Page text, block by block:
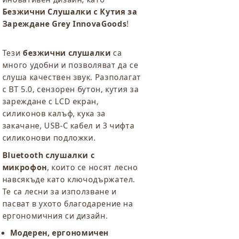
Безжични Слушалки с Кутия за
Зареждане Grey InnovaGoods!
Тези безжични слушалки са
много удобни и позволяват да се
слуша качествен звук. Разполагат
с BT 5.0, сензорен бутон, кутия за
зареждане с LCD екран,
силиконов калъф, кука за
закачане, USB-C кабел и 3 чифта
силиконови подложки.
Bluetooth слушалки с
микрофон, които се носят лесно
навсякъде като ключодържател.
Те са лесни за използване и
пасват в ухото благодарение на
ергономичния си дизайн.
Модерен, ергономичен